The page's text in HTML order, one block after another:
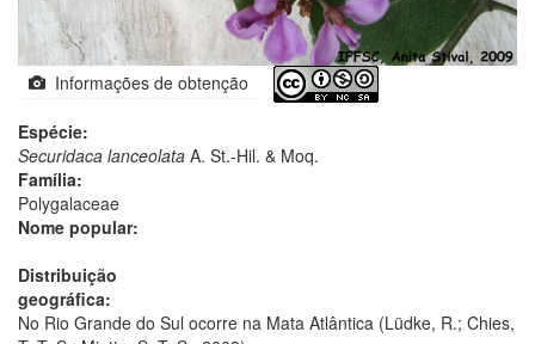
Informações de obtenção
Espécie:
Securidaca lanceolata A. St.-Hil. & Moq.
Família:
Polygalaceae
Nome popular:
Distribuição
geográfica:
No Rio Grande do Sul ocorre na Mata Atlântica (Lüdke, R.; Chies,